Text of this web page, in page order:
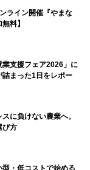
ライン開催『やまな
料】
業支援フェア2026」に
まった1日をレポー
に負けない農業へ。
び方